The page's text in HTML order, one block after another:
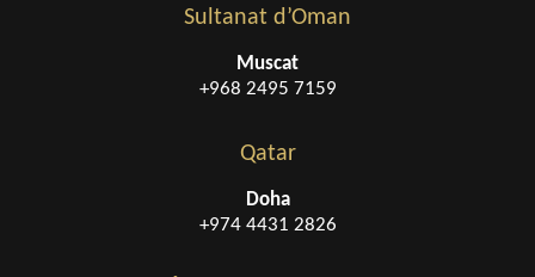
Sultanat d’Oman
Muscat
+968 2495 7159
Qatar
Doha
+974 4431 2826